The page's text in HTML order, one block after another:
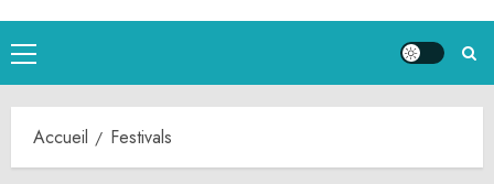
Menu
principal
Accueil Festivals